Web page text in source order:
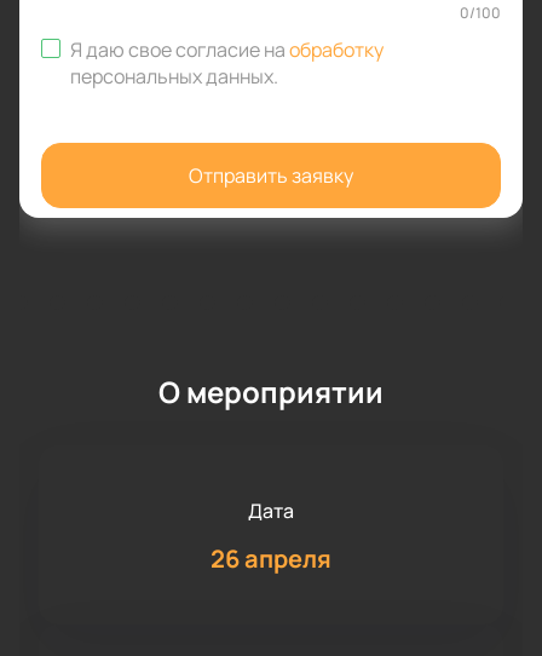
0/100
Я даю свое согласие наобработку
персональных данных.
Отправить заявку
О мероприятии
Дата
26 апреля